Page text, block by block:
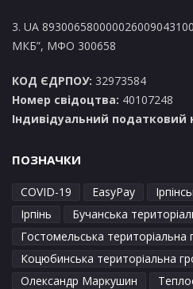
3. UA
МКБ”, МФО 300658
КОД ЄДРПОУ: 32973584
Номер свідоцтва: 40107248
Індивідуальний податковий
ПОЗНАЧКИ
COVID-19 EasyPay
Ірпінь
Бучанська
Гостомельська територіальна
Коцюбинська територіальна
Олександр Маркушин